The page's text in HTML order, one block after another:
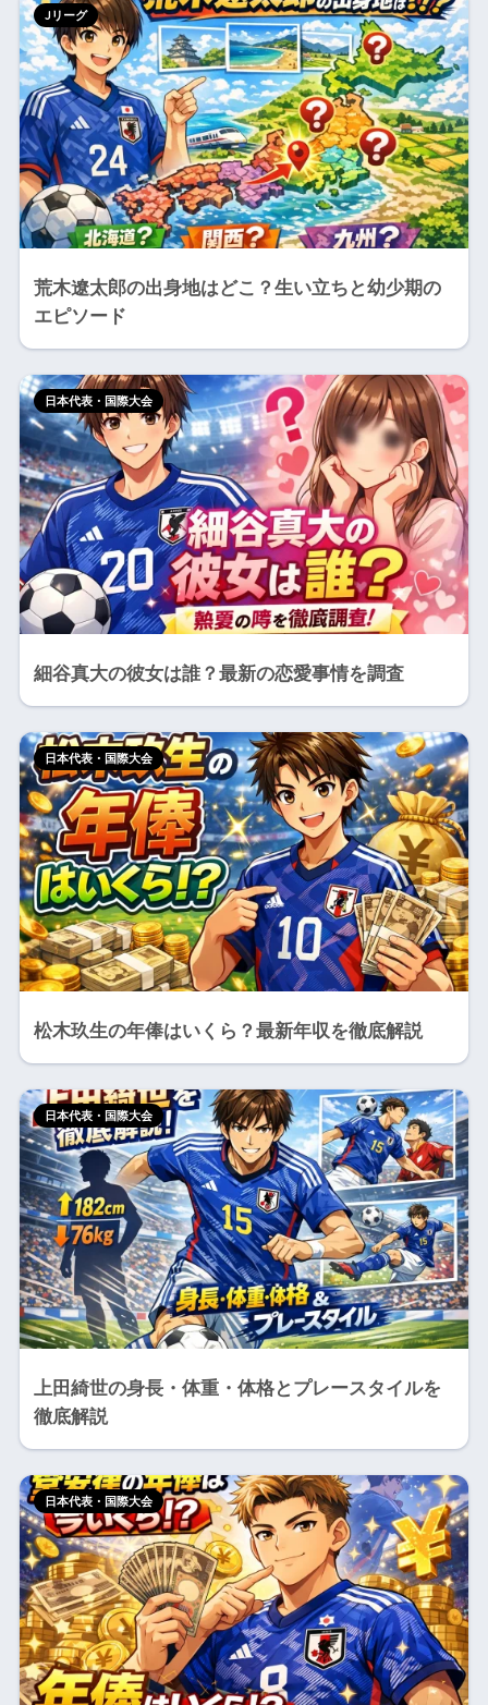
荒木遼太郎の出身地はどこ？生い立ちと幼少期の
エピソード
Jリーグ
細谷真大の彼女は誰？最新の恋愛事情を調査
日本代表・国際大会
松木玖生の年俸はいくら？最新年収を徹底解説
日本代表・国際大会
上田綺世の身長・体重・体格とプレースタイルを
徹底解説
日本代表・国際大会
日本代表・国際大会